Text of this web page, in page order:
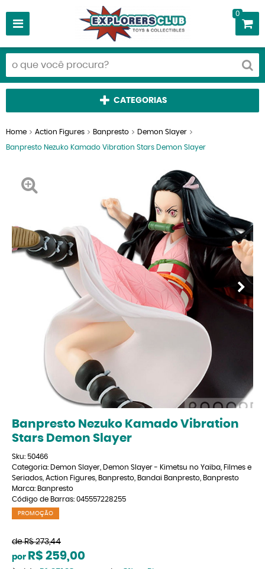
0
CATEGORIAS
Home Action Figures Banpresto Demon Slayer
Banpresto Nezuko Kamado Vibration Stars Demon Slayer
Banpresto Nezuko Kamado Vibration
Stars Demon Slayer
Sku: 50466
Categoria: Demon Slayer Demon Slayer - Kimetsu no Yaiba Filmes e
Seriados Action Figures Banpresto Bandai Banpresto Banpresto
Marca: Banpresto
Código de Barras: 045557228255
PROMOÇÃO
de R$ 273,44
por R$ 259,00